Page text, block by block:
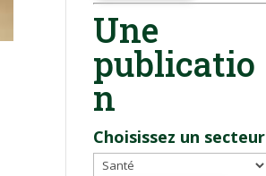
Une
publicatio
n
Choisissez un secteur